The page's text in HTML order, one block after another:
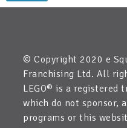
© Copyright 2020 e
Franchising Ltd. All
LEGO® is a registered
which do not sponsor,
programs or this